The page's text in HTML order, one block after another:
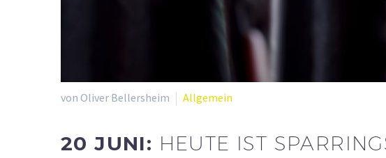
von Oliver Bellersheim Allgemein
20 JUNI: HEUTE IST